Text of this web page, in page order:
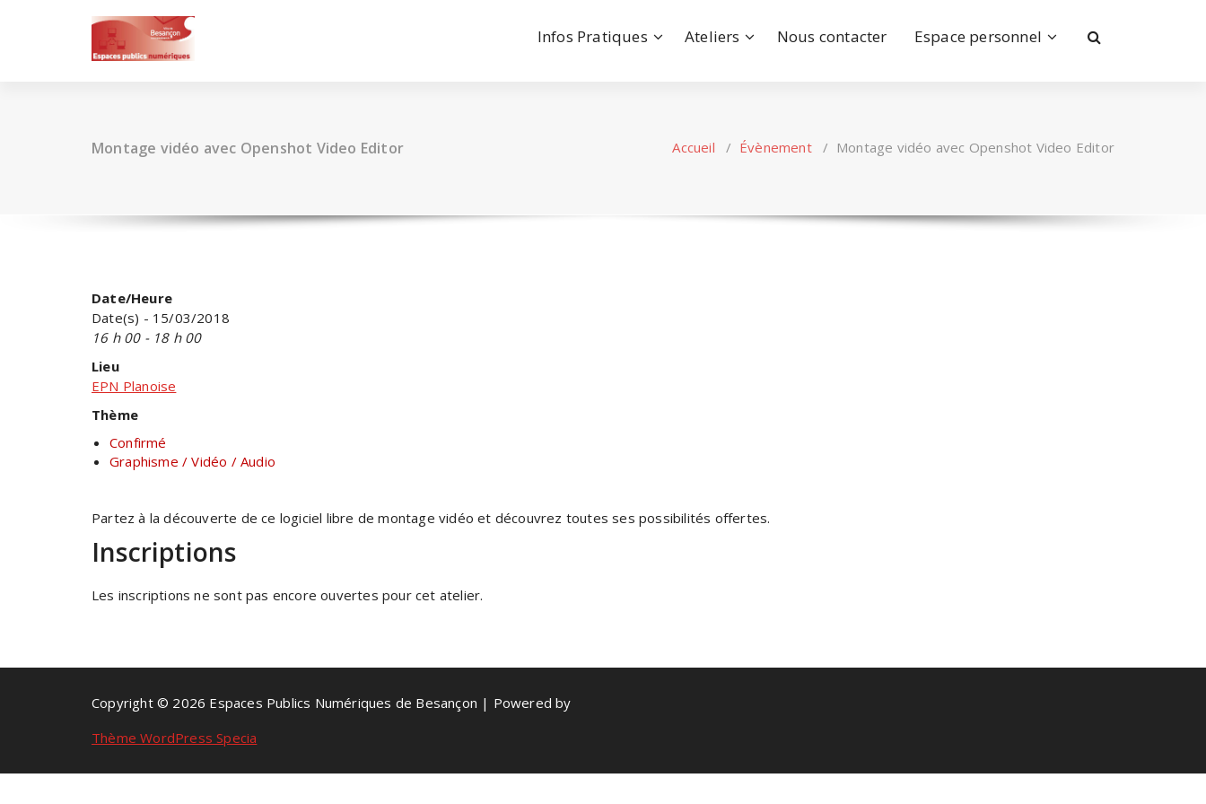
Infos Pratiques Ateliers Nous contacter Espace personnel
Montage vidéo avec Openshot Video Editor Accueil / Évènement/ Montage vidéo avec Openshot Video Editor
Date/Heure
Date(s) - 15/03/2018
16 h 00 - 18 h 00
Lieu
EPN Planoise
Thème
Confirmé
Graphisme / Vidéo / Audio
Partez à la découverte de ce logiciel libre de montage vidéo et découvrez toutes ses possibilités offertes.
Inscriptions
Les inscriptions ne sont pas encore ouvertes pour cet atelier.
Copyright © 2026 Espaces Publics Numériques de Besançon | Powered by
Thème WordPress Specia